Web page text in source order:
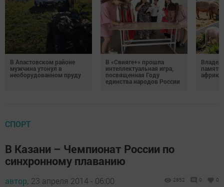
В Апастовском районе
мужчина утонул в
необорудованном пруду
В «Свияге+» прошла
интеллектуальная игра,
посвященная Году
единства народов России
СПОРТ
В Казани – Чемпионат России по
синхронному плаванию
автор, 23 апреля 2014 - 06:00 2852 0 0